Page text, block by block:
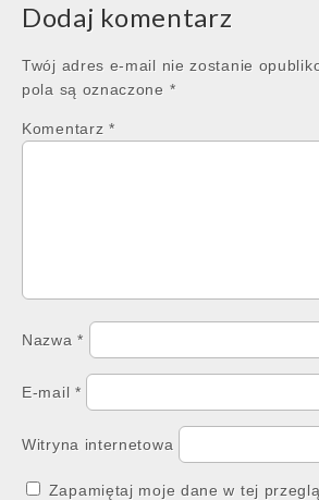
Dodaj komentarz
Twój adres e-mail nie zostanie
pola są oznaczone *
Komentarz *
Nazwa*
E-mail *
Witryna internetowa
Zapamiętaj moje dane w tej